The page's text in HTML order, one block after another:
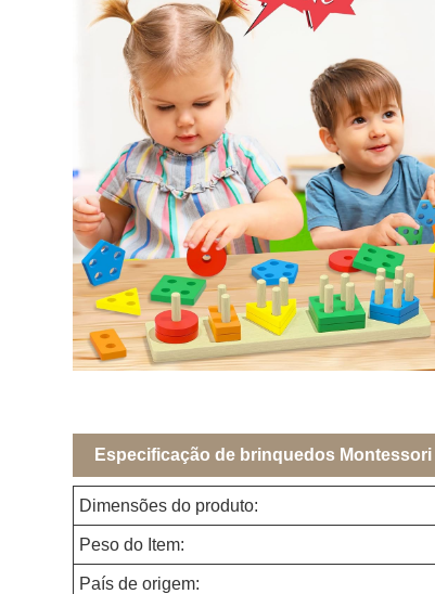
Especificação de brinquedos
Dimensões do produto:
Peso do Item:
País de origem: